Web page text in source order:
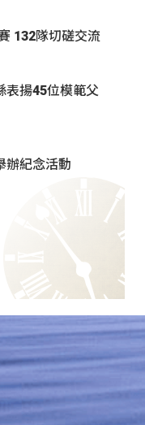
132隊切磋交流
表揚45位模範父
辦紀念活動